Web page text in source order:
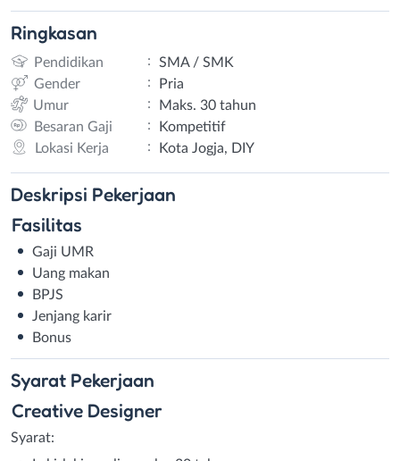
Ringkasan
Pendidikan :
SMA / SMK
Gender
:
Pria
Umur
:
Maks. 30 tahun
Besaran Gaji
:
Kompetitif
Lokasi Kerja
: Kota Jogja, DIY
Deskripsi Pekerjaan
Fasilitas
Gaji UMR
Uang makan
BPJS
Jenjang karir
Bonus
Syarat Pekerjaan
Creative Designer
Syarat: